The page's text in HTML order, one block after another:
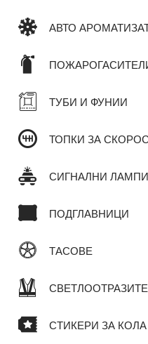
АВТО
ТУБИ И ФУНИИ
ТОПКИ ЗА
СИГНАЛНИ ЛАМПИ
ПОДГЛАВНИЦИ
ТАСОВЕ
СТИКЕРИ ЗА КОЛА